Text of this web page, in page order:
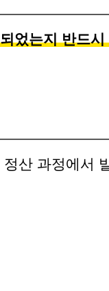
었는지 반드시
산 과정에서